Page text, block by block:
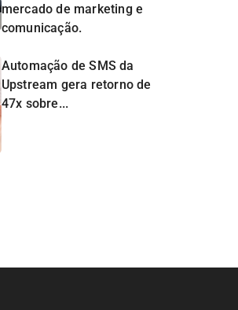
mercado de marketing e
comunicação.
Automação de SMS da
Upstream gera retorno de
47x sobre...